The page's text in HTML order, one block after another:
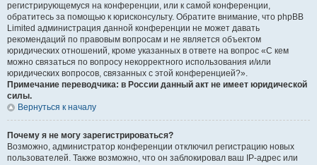
регистрирующемуся на конференции, или к самой конференции,
обратитесь за помощью к юрисконсульту. Обратите внимание, что phpBB
Limited администрация данной конференции не может давать
рекомендаций по правовым вопросам и не является объектом
юридических отношений, кроме указанных в ответе на вопрос «С кем
можно связаться по вопросу некорректного использования и/или
юридических вопросов, связанных с этой конференцией?».
Примечание переводчика: в России данный акт не имеет юридической
силы.
Вернуться к началу
Почему я не могу зарегистрироваться?
Возможно, администратор конференции отключил регистрацию новых
пользователей. Также возможно, что он заблокировал ваш IP-адрес или